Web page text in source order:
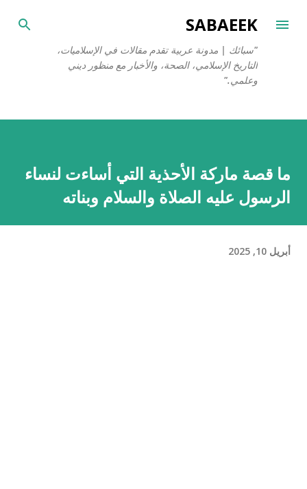
التخطي إلى المحتوى الرئيسيSABAEEK
"سبائك | مدونة عربية تقدم مقالات في الإسلاميات،
التاريخ الإسلامي، الصحة، والأخبار مع منظور ديني
وعلمي."
ما قصة ماركة الأحذية التي أساءت لنساء
الرسول عليه الصلاة والسلام وبناته
أبريل 10, 2025